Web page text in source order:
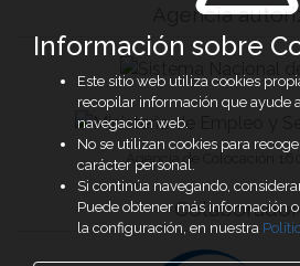
Agencia
Agencia de Colocación
Información sobre
Este sitio web utiliza cookies
recopilar información que ayude
navegación web.
No se utilizan cookies para
carácter personal.
Si continúa navegando,
Puede obtener más información
la configuración, en nuestra